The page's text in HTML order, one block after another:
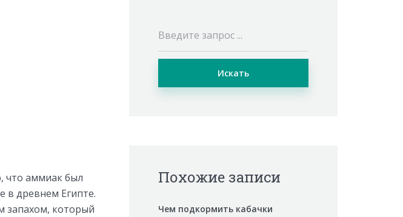
что аммиак был
в древнем Египте.
запахом, который
Искать
Похожие записи
Чем подкормить кабачки